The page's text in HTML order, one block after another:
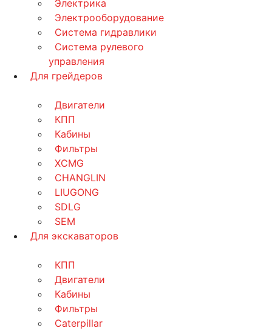
Электрика
Электрооборудование
Система гидравлики
Система рулевого
управления
Для грейдеров
Двигатели
КПП
Кабины
Фильтры
XCMG
CHANGLIN
LIUGONG
SDLG
SEM
Для экскаваторов
КПП
Двигатели
Кабины
Фильтры
Caterpillar